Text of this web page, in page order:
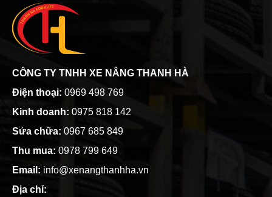
CÔNG TY TNHH XE NÂNG THANH HÀ
Điện thoại: 0969 498 769
Kinh doanh: 0975 818 142
Sửa chữa: 0967 685 849
Thu mua: 0978 799 649
Email: info@xenangthanhha.vn
Địa chỉ: